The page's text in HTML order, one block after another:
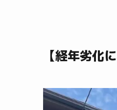
【経年劣化